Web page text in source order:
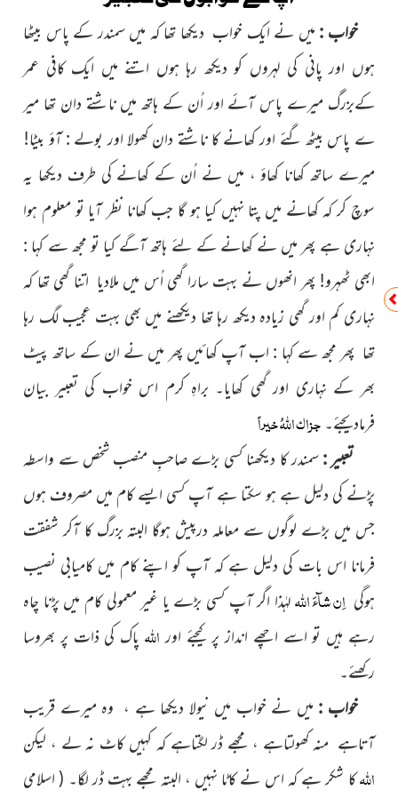
خواب : میں نے ایک خواب دیکھا تھا کہ میں سمندر کے پاس بیٹھا
ہوں اور پانی کی لہروں کو دیکھ رہا ہوں اتنے میں ایک کافی عمر
کےبزرگ میرے پاس آئے اور اُن کے ہاتھ میں ناشتے دان تھا میر
ے پاس بیٹھ گئے اور کھانے کا ناشتے دان کھولا اور بولے : آؤ بیٹا!
میرے ساتھ کھانا کھاؤ ، میں نے اُن کے کھانے کی طرف دیکھا یہ
سوچ کر کہ کھانے میں پتا نہیں کیا ہو گا جب کھانا نظر آیا تو معلوم ہوا
نہاری ہے پھر میں نے کھانے کے لئے ہاتھ آگے کیا تو مجھ سے کہا :
ابھی ٹھہرو! پھر انھوں نے بہت سارا گھی اُس میں ملادیا اتنا گھی تھا کہ
نہاری کم اور گھی زیادہ دیکھ رہا تھا دیکھنے میں بھی بہت عجیب لگ رہا
تھا پھر مجھ سے کہا : اب آپ کھائیں پھر میں نے ان کے ساتھ پیٹ
بھر کے نہاری اور گھی کھایا۔ براہِ کرم اس خواب کی تعبیر بیان
فرمادیجئے۔جزاک اللہُ خیراً
تعبیر :سمندر کا دیکھنا کسی بڑے صاحبِ منصب شخص سے واسطہ
پڑنے کی دلیل ہے ہو سکتا ہے آپ کسی ایسے کام میں مصروف ہوں
جس میں بڑے لوگوں سے معاملہ درپیش ہوگا البتہ بزرگ کا آکر شفقت
فرمانا اس بات کی دلیل ہے کہ آپ کو اپنے کام میں کامیابی نصیب
ہوگی اِن شآءَ اللہلہٰذا اگر آپ کسی بڑے یا غیر معمولی کام میں پڑنا چاہ
رہے ہیں تو اسے اچھے انداز پر کیجئے اور اللہ پاک کی ذات پر بھروسا
رکھئے۔
خواب : میں نے خواب میں نیولا دیکھا ہے ، وہ میرے قریب
آتاہے منہ کھولتاہے ، مجھے ڈر لگتاہے کہ کہیں کاٹ نہ لے ، لیکن
اللہکا شکر ہے کہ اس نے کاٹا نہیں ، البتہ مجھے بہت ڈر لگا۔ ( اسلامی